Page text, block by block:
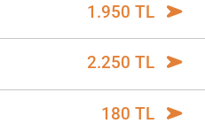
1.950 TL
2.250 TL
180 TL